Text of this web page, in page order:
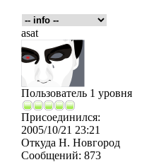
asat
Пользователь 1 уровня
Присоединился:
2005/10/21 23:21
Откуда Н. Новгород
Сообщений: 873